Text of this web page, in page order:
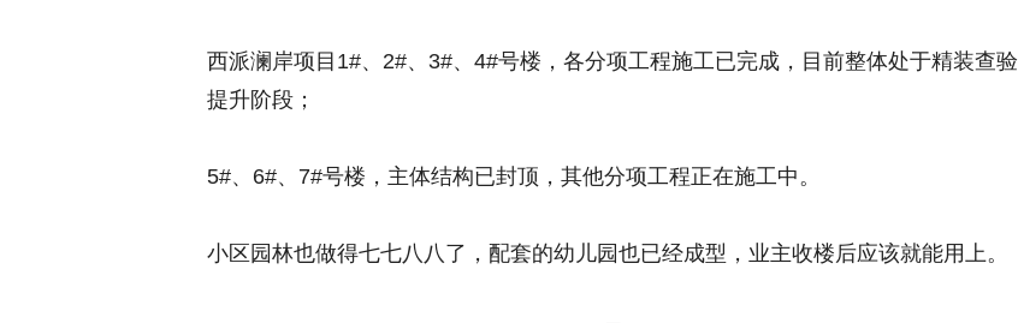
西派澜岸项目1#、2#、3#、4#号楼，各分项工程施工已完成，目前整体处于精装查验
提升阶段；
5#、6#、7#号楼，主体结构已封顶，其他分项工程正在施工中。
小区园林也做得七七八八了，配套的幼儿园也已经成型，业主收楼后应该就能用上。